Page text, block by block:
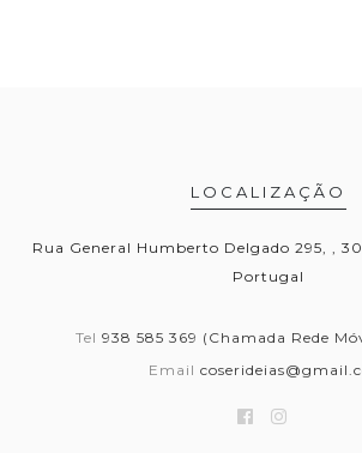
LOCALIZAÇÃO
Rua General Humberto Delgado 295, ,
Portugal
Tel 938 585 369 (Chamada Rede
Email